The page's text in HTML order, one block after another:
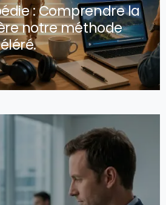
: Comprendre la
notre méthode